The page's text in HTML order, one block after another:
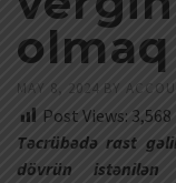
MAY 8, 2024 BY
Post Views: 3,568
Təcrübədə rast
dövrün istənilən